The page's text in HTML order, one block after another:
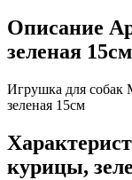
Описание
зеленая 15см
Игрушка для собак
зеленая 15см
курицы,